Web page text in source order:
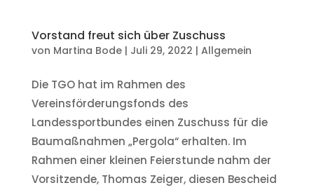
Vorstand freut sich über Zuschuss
von Martina Bode| Juli 29, 2022 | Allgemein
Die TGO hat im Rahmen des
Vereinsförderungsfonds des
Landessportbundes einen Zuschuss für die
Baumaßnahmen „Pergola“ erhalten. Im
Rahmen einer kleinen Feierstunde nahm der
Vorsitzende, Thomas Zeiger, diesen Bescheid